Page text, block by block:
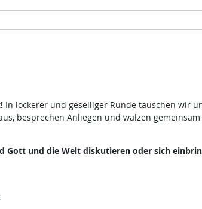
In lockerer und geselliger Runde tauschen wir
besprechen Anliegen und wälzen gemeinsam
Gott und die Welt diskutieren oder sich